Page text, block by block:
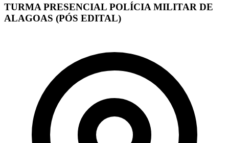
TURMA PRESENCIAL POLÍCIA MILITAR DE
ALAGOAS (PÓS EDITAL)